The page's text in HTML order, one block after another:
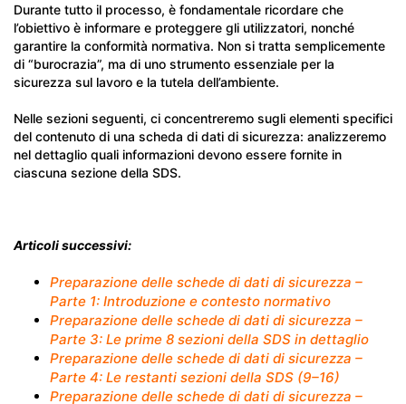
Durante tutto il processo, è fondamentale ricordare che
l’obiettivo è informare e proteggere gli utilizzatori, nonché
garantire la conformità normativa. Non si tratta semplicemente
di “burocrazia”, ma di uno strumento essenziale per la
sicurezza sul lavoro e la tutela dell’ambiente.
Nelle sezioni seguenti, ci concentreremo sugli elementi specifici
del contenuto di una scheda di dati di sicurezza: analizzeremo
nel dettaglio quali informazioni devono essere fornite in
ciascuna sezione della SDS.
Articoli successivi:
Preparazione delle schede di dati di sicurezza –
Parte 1: Introduzione e contesto normativo
Preparazione delle schede di dati di sicurezza –
Parte 3: Le prime 8 sezioni della SDS in dettaglio
Preparazione delle schede di dati di sicurezza –
Parte 4: Le restanti sezioni della SDS (9–16)
Preparazione delle schede di dati di sicurezza –